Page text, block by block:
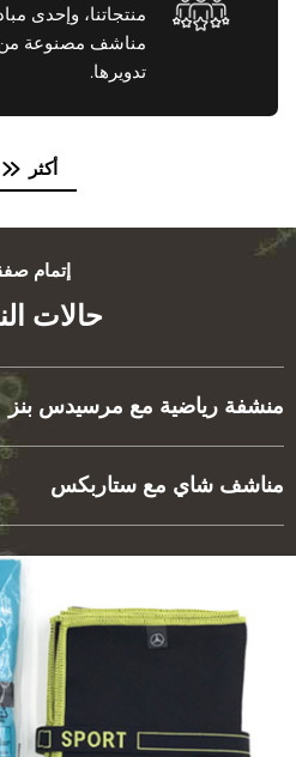
منتجاتنا، وإحدى
مناشف مصنوعة من
تدويرها.
أكثر
إتمام
حالات
منشفة رياضية مع مرسيدس بنز
مناشف شاي مع ستاربكس